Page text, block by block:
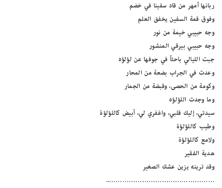
ربانها أمهر من قاد سفينا في خضم
وفوق قمة السفين يخفق العلم
وجه حبيبي خيمة من نور
وجه حبيبي بيرقي المنشور
جبت الليالي باحثاً في جوفها عن لؤلؤه
وعدت في الجراب بضعة من المحار
وكومة من الحصى، وقبضة من الجمار
وما وجدت اللؤلؤه
سيدتي، إليك قلبي، واغفري لي، أبيض كاللؤلؤة
وطيب كاللؤلؤة
ولامع كاللؤلؤة
هدية الفقير
وقد ترينه يزين عشك الصغير
…………………………………………..